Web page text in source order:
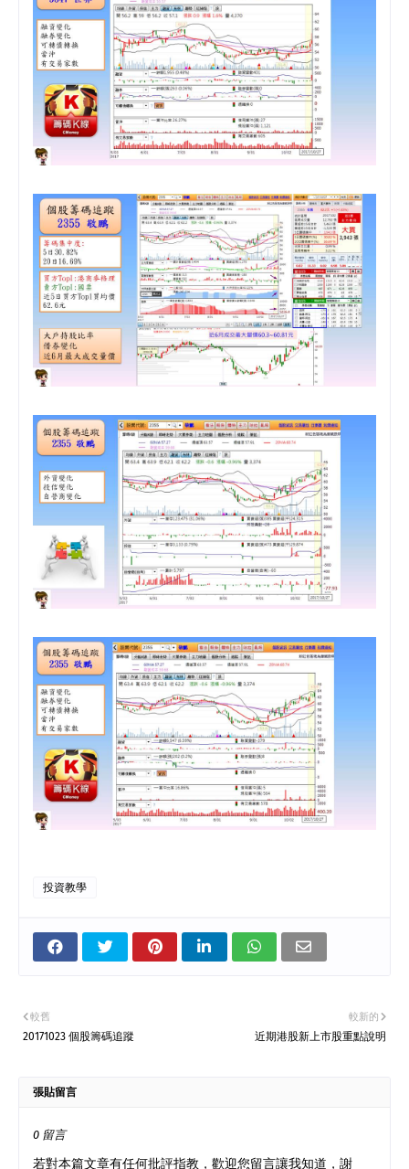
投資教學
較新的
近期港股新上市股重點說明
較舊
20171023 個股籌碼追蹤
張貼留言
0 留言
若對本篇文章有任何批評指教，歡迎您留言讓我知道，謝